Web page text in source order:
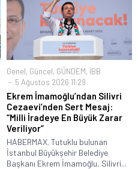
Genel, Güncel, GÜNDEM, İBB
5 Ağustos 2026 11:29
Ekrem İmamoğlu’ndan Silivri
Cezaevi’nden Sert Mesaj:
“Milli İradeye En Büyük Zarar
Veriliyor”
HABERMAX. Tutuklu bulunan
İstanbul Büyükşehir Belediye
Başkanı Ekrem İmamoğlu, Silivri...